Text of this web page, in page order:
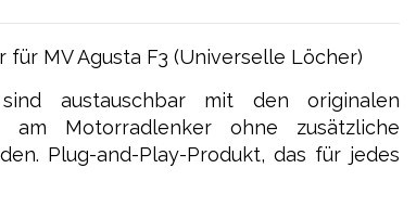
MV Agusta F3 (Universelle Löcher)
austauschbar mit den originalen
am Motorradlenker ohne zusätzliche
Plug-and-Play-Produkt, das für jedes